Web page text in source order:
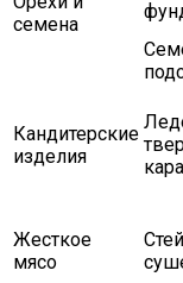
семена
Кандитерские
изделия
Жесткое
мясо